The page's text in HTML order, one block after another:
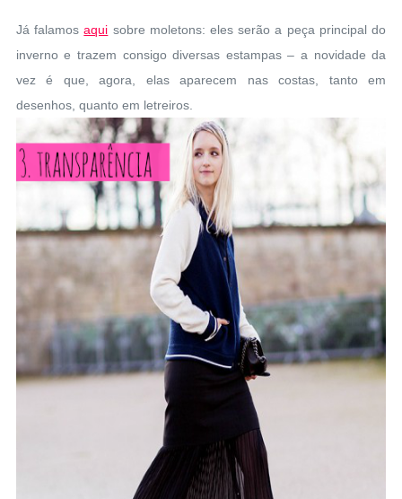
Já falamosaqui sobre moletons: eles serão a peça principal do
inverno e trazem consigo diversas estampas – a novidade da
vez é que, agora, elas aparecem nas costas, tanto em
desenhos, quanto em letreiros.